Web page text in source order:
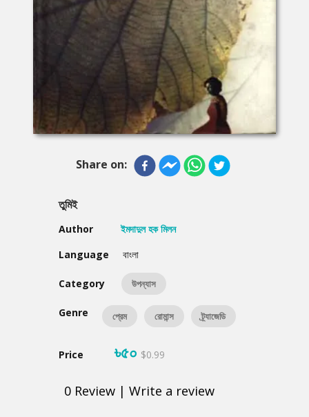
Share on:
তুমিই
Author
ইমদাদুল হক মিলন
Language
বাংলা
Category উপন্যাস
Genre প্রেম রোমান্স ট্র্যাজেডি
Price ৳৫০ $0.99
0 Review | Write a review